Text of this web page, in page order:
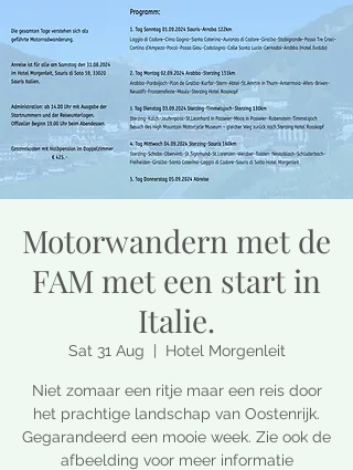
Motorwandern met de
FAM met een start in
Italie.
Sat 31 Aug Hotel Morgenleit
Niet zomaar een ritje maar een reis door
het prachtige landschap van Oostenrijk.
Gegarandeerd een mooie week. Zie ook de
afbeelding voor meer informatie